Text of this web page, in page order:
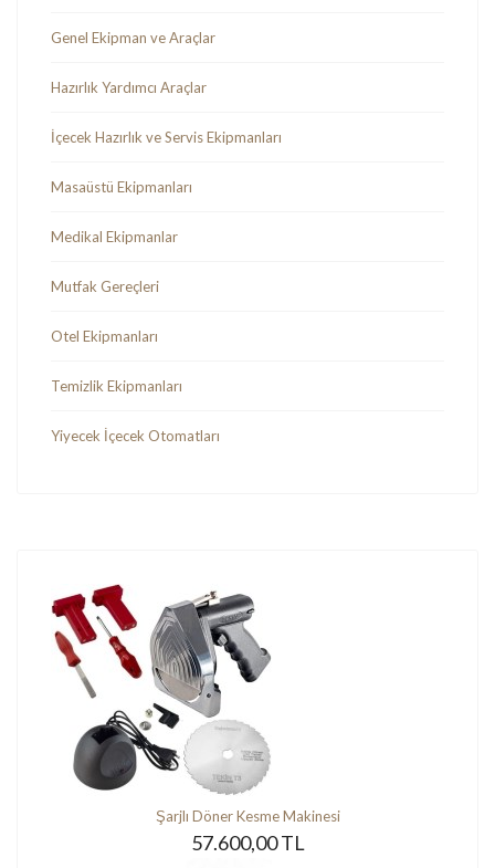
Genel Ekipman ve Araçlar
Hazırlık Yardımcı Araçlar
İçecek Hazırlık ve Servis Ekipmanları
Masaüstü Ekipmanları
Medikal Ekipmanlar
Mutfak Gereçleri
Otel Ekipmanları
Temizlik Ekipmanları
Yiyecek İçecek Otomatları
Şarjlı Döner Kesme Makinesi
57.600,00 TL